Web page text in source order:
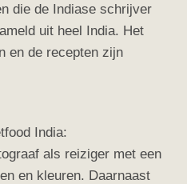
die de Indiase schrijver
uit heel India. Het
en de recepten zijn
India:
als reiziger met een
en kleuren. Daarnaast